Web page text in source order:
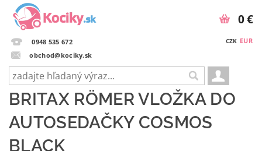
0948 535 672
obchod@kociky.sk
CZK EUR
0 €
BRITAX RÖMER VLOŽKA DO
AUTOSEDAČKY COSMOS
BLACK